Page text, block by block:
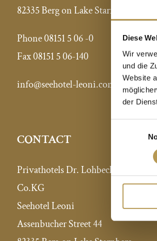
Diese
Wir
und die
Website
der
82335 Berg on Lake Starnberg
Phone 08151 5 06 -0
Fax 08151 5 06-140
info@seehotel-leoni.com
CONTACT
Privathotels Dr. Lohbeck GmbH &
Co.KG
Seehotel Leoni
Assenbucher Street 44